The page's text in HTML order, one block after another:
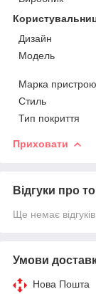
Дизайн
Мoдель
Марка пристрою
Стиль
Тип покриття
Приховати
Відгуки про
Ще немає
Умови
Нова Пошта